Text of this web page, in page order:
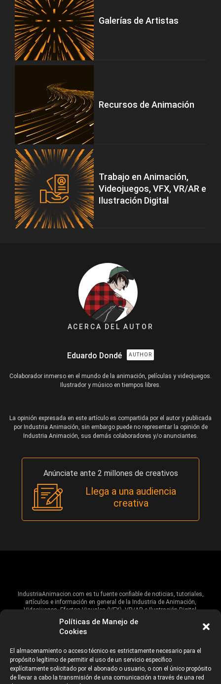
Políticas de Manejo de
Cookies
El almacenamiento o acceso técnico es estrictamente necesario para el
propósito legítimo de permitir el uso de un servicio específico
explícitamente solicitado por el abonado o usuario, o con el único propósito
de llevar a cabo la transmisión de una comunicación a través de una red
Galerías de Artistas
Recursos de Animación
Trabajo en Animación,
Videojuegos, VFX, VR/AR e
Ilustración Digital
ACERCA DEL AUTOR
Eduardo Dondé AUTHOR
Colaborador inmerso en el mundo de la animación, películas y videojuegos.
Ilustrador y músico en tiempos libres.
La opinión expresada en este artículo es compartida por el autor y publicada
por Industria Animación, sin embargo puede no representar la opinión de
Industria Animación, sus demás colaboradores y/o anunciantes.
Anúnciate ante 2 millones de creativos
Llega a una audiencia
creativa
IndustriaAnimacion.com es tu fuente confiable de noticias, tutoriales,
artículos e información en general de la Industria de Animación,
Videojuegos, Efectos Visuales (VFX), VR/AR e Ilustración Digital.
Hablamos de estas industrias y su alcance global, pero damos un énfasis
especial al talento, estudios, escuelas, eventos y organizaciones que
ANUNCIANTES AVISO DE PRIVACIDAD